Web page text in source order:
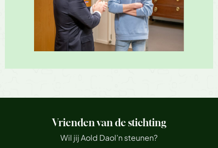
Vrienden van de stichting
Wil jij Aold Daol’n steunen?